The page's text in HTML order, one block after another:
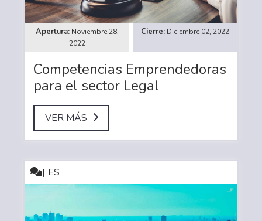
Noviembre 28,
2022
Diciembre 02, 2022
Competencias Emprendedoras
para el sector Legal
VER MÁS
ES